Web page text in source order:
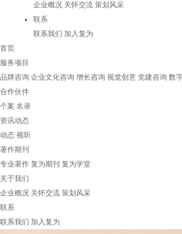
企业概况 关怀交流 策划风采
联系
联系我们 加入复为
首页
服务项目
品牌咨询 企业文化咨询 增长咨询 视觉创意 党建咨询 数
合作伙伴
个案 名录
资讯动态
动态 视听
著作期刊
专业著作 复为期刊 复为学堂
关于我们
企业概况 关怀交流 策划风采
联系
联系我们 加入复为